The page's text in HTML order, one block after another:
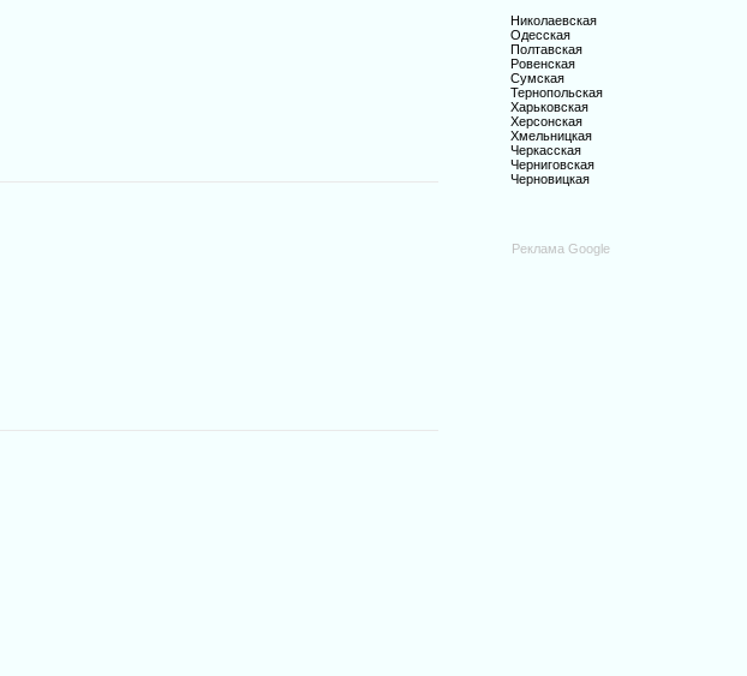
Николаевская
Одесская
Полтавская
Ровенская
Сумская
Тернопольская
Харьковская
Херсонская
Хмельницкая
Черкасская
Черниговская
Черновицкая
Реклама Google